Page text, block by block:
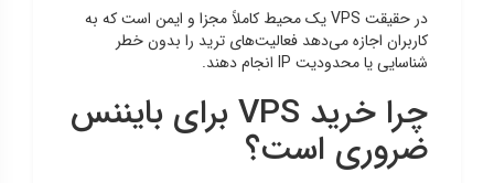
در حقیقت VPS یک محیط کاملاً مجزا و ایمن است که به
کاربران اجازه می‌دهد فعالیت‌های ترید را بدون خطر
شناسایی یا محدودیت IP انجام دهند.
چرا خرید VPS برای بایننس
ضروری است؟